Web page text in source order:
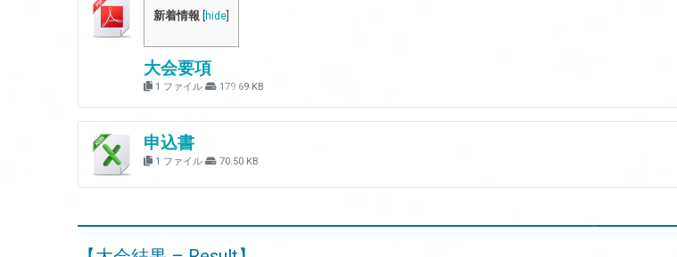
新着情報 hide]
大会要項
1 ファイル 179.69 KB
申込書
1 ファイル 70.50 KB